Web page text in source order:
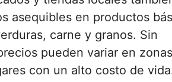
asequibles en productos
carne y granos. Sin
pueden variar en zonas
con un alto costo de